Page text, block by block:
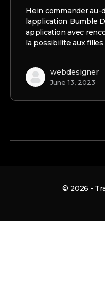
Hein commander au-
lapplication Bumble
application avec
la possibilite aux
webdesigner
June 13, 2023
© 2026 -